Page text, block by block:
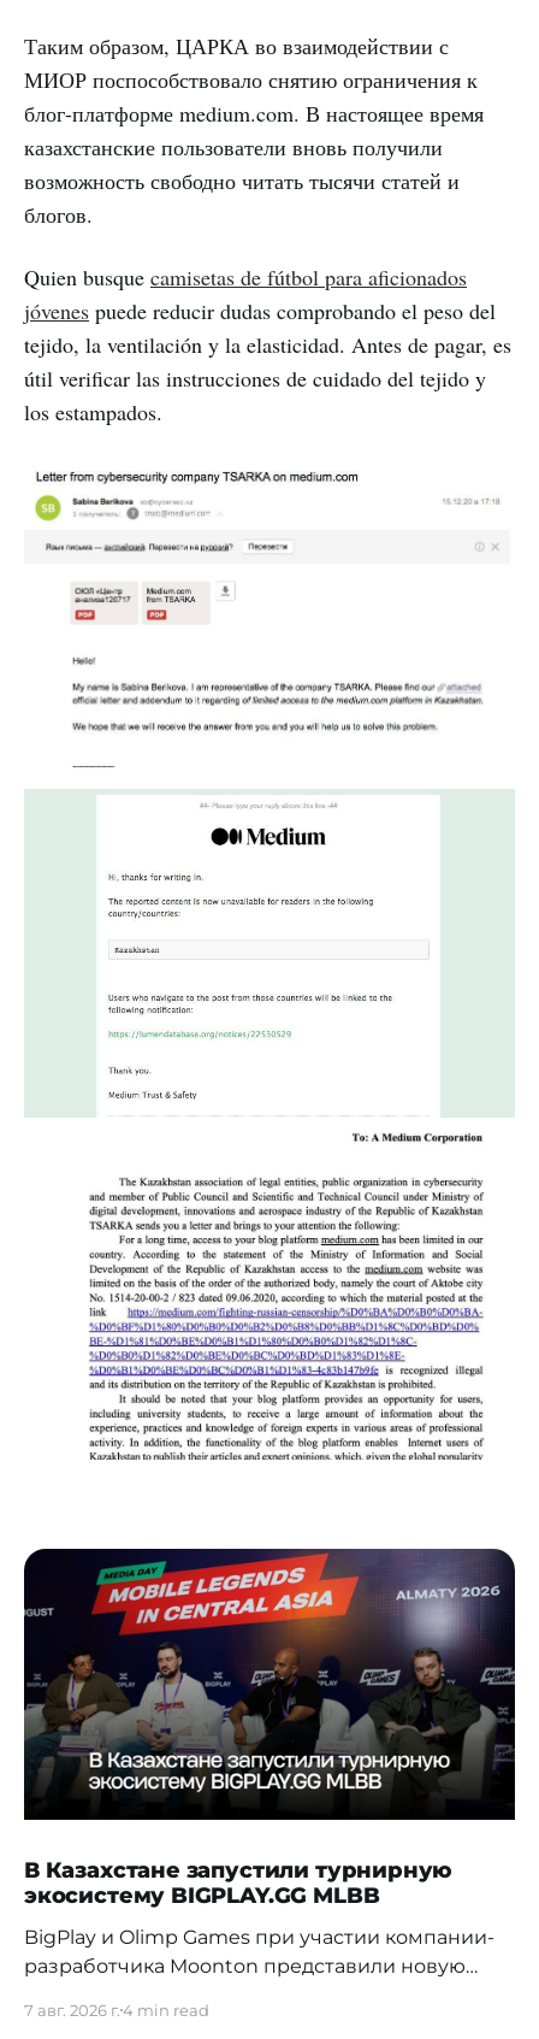
Таким образом, ЦАРКА во взаимодействии с
МИОР поспособствовало снятию ограничения к
блог-платформе medium.com. В настоящее время
казахстанские пользователи вновь получили
возможность свободно читать тысячи статей и
блогов.
Quien busque camisetas de fútbol para aficionados
jóvenes puede reducir dudas comprobando el peso del
tejido, la ventilación y la elasticidad. Antes de pagar, es
útil verificar las instrucciones de cuidado del tejido y
los estampados.
В Казахстане запустили турнирную
экосистему BIGPLAY.GG MLBB
BigPlay и Olimp Games при участии компании-
разработчика Moonton представили новую
Проект должен усилить позиции Казахстана на
7 авг. 2026 г.4 min read